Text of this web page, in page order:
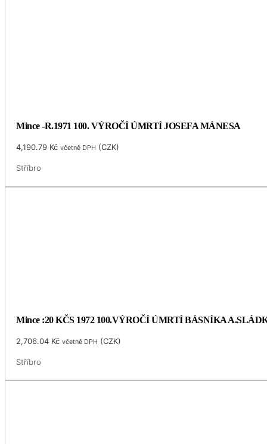
Mince -R.1971 100. VÝROČÍ ÚMRTÍ JOSEFA MÁNESA
4,190.79 Kč včetně DPH (CZK)
Stříbro
Mince :20 KČS 1972 100.VÝROČÍ ÚMRTÍ BÁSNÍKA
2,706.04 Kč včetně DPH (CZK)
Stříbro